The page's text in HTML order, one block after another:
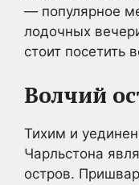
— популярное
лодочных
стоит посетить
Волчий
Тихим и
Чарльстона
остров.